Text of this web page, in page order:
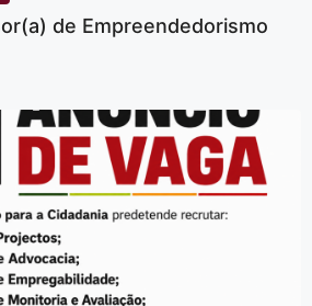
de Empreendedorismo